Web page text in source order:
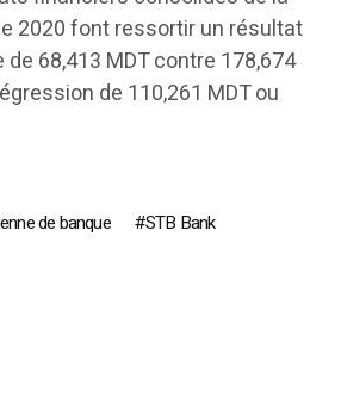
2020 font ressortir un résultat
68,413 MDT contre 178,674
de 110,261 MDT ou
de banque STB Bank